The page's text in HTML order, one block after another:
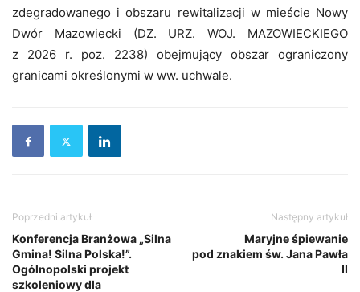
zdegradowanego i obszaru rewitalizacji w mieście Nowy
Dwór Mazowiecki (DZ. URZ. WOJ. MAZOWIECKIEGO
z 2026 r. poz. 2238) obejmujący obszar ograniczony
granicami określonymi w ww. uchwale.
Poprzedni artykuł
Konferencja Branżowa „Silna
Gmina! Silna Polska!”.
Ogólnopolski projekt
szkoleniowy dla
Następny artykuł
Maryjne śpiewanie
pod znakiem św. Jana Pawła
II